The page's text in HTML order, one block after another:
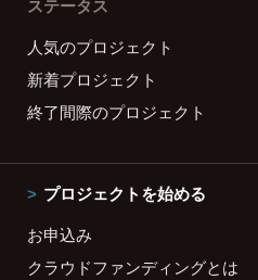
ステータス
人気のプロジェクト
新着プロジェクト
終了間際のプロジェクト
プロジェクトを始める
お申込み
クラウドファンディングとは